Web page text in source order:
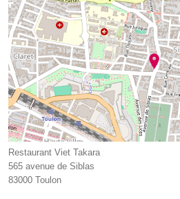
Restaurant Viet Takara
565 avenue de Siblas
83000 Toulon